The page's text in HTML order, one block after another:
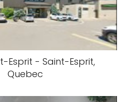
Esprit - Saint-Esprit,
Quebec